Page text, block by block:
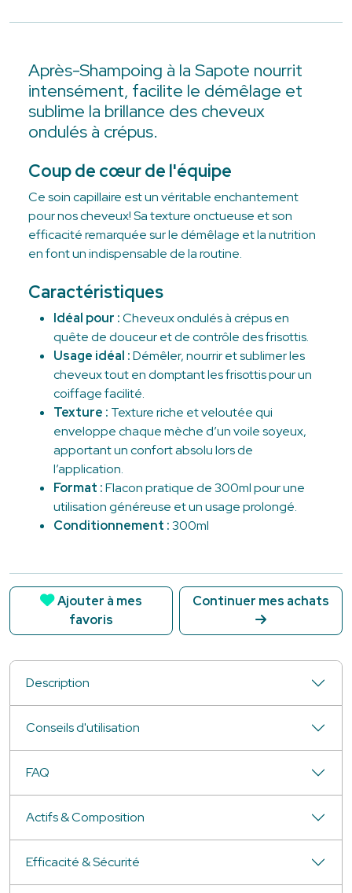
Après-Shampoing à la Sapote nourrit
intensément, facilite le démêlage et
sublime la brillance des cheveux
ondulés à crépus.
Coup de cœur de l'équipe
Ce soin capillaire est un véritable enchantement
pour nos cheveux! Sa texture onctueuse et son
efficacité remarquée sur le démêlage et la nutrition
en font un indispensable de la routine.
Caractéristiques
Idéal pour :Cheveux ondulés à crépus en
quête de douceur et de contrôle des frisottis.
Usage idéal :Démêler, nourrir et sublimer les
cheveux tout en domptant les frisottis pour un
coiffage facilité.
Texture : Texture riche et veloutée qui
enveloppe chaque mèche d’un voile soyeux,
apportant un confort absolu lors de
l’application.
Format :Flacon pratique de 300ml pour une
utilisation généreuse et un usage prolongé.
Conditionnement :300ml
Ajouter à mes
favoris
Continuer mes achats
Description
Conseils d'utilisation
FAQ
Actifs & Composition
Efficacité & Sécurité